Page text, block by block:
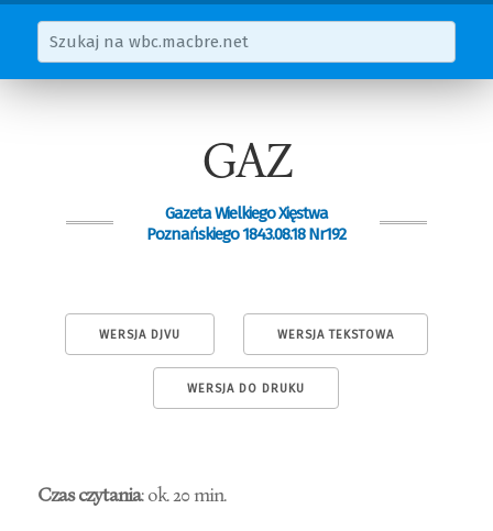
GAZ
Gazeta Wielkiego Xięstwa
Poznańskiego 1843.08.18 Nr192
WERSJA DJVU WERSJA TEKSTOWA
WERSJA DO DRUKU
Czas czytania: ok. 20 min.